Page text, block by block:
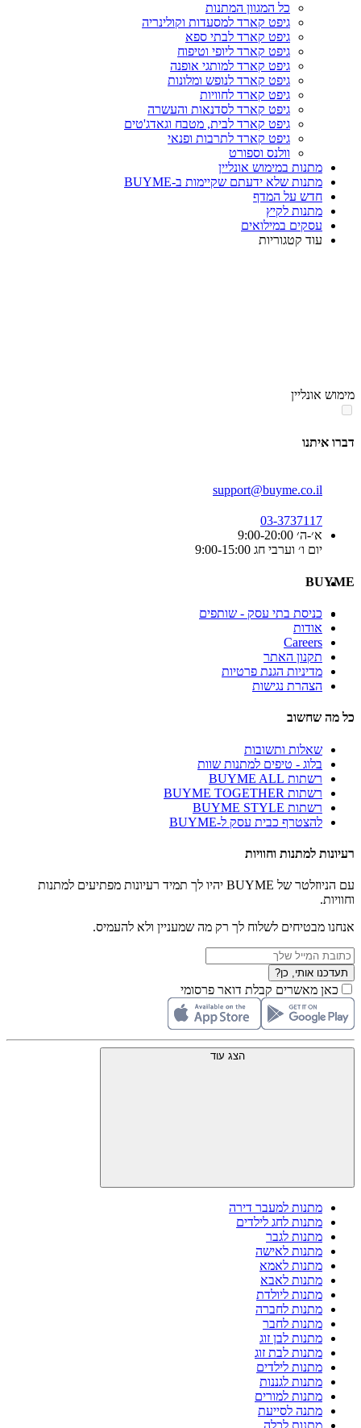
כל המגוון המתנות
גיפט קארד למסעדות וקולינריה
גיפט קארד לבתי ספא
גיפט קארד ליופי וטיפוח
גיפט קארד למותגי אופנה
גיפט קארד לנופש ומלונות
גיפט קארד לחוויות
גיפט קארד לסדנאות והעשרה
גיפט קארד לבית, מטבח וגאדג'טים
גיפט קארד לתרבות ופנאי
וולנס וספורט
מתנות במימוש אונליין
מתנות שלא ידעתם שקיימות ב-BUYME
חדש על המדף
מתנות לקיץ
עסקים במילואים
עוד קטגוריות
אזור
מימוש אונליין
דברו איתנו
support@buyme.co.il
03-3737117
א׳-ה׳ 9:00-20:00
יום ו׳ וערבי חג 9:00-15:00
BUYME
כניסת בתי עסק - שותפים
אודות
Careers
תקנון האתר
מדיניות הגנת פרטיות
הצהרת נגישות
כל מה שחשוב
שאלות ותשובות
בלוג - טיפים למתנות שוות
רשתות BUYME ALL
רשתות BUYME TOGETHER
רשתות BUYME STYLE
להצטרף כבית עסק ל-BUYME
רעיונות למתנות וחוויות
עם הניוזלטר של BUYME יהיו לך תמיד רעיונות מפתיעים למתנות
וחוויות.
אנחנו מבטיחים לשלוח לך רק מה שמעניין ולא להעמיס.
תעדכנו אותי, כן?
כאן מאשרים קבלת דואר פרסומי
הצג עוד
מתנות למעבר דירה
מתנות לחג לילדים
מתנות לגבר
מתנות לאישה
מתנות לאמא
מתנות לאבא
מתנות ליולדת
מתנות לחברה
מתנות לחבר
מתנות לבן זוג
מתנות לבת זוג
מתנות לילדים
מתנות לגננות
מתנות למורים
מתנה לסייעת
מתנות לכלה